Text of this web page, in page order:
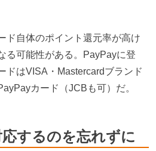
ド自体のポイント還元率が高け
る可能性がある。PayPayに登
ドはVISA・Mastercardブランド
カード（JCBも可）だ。
するのを忘れずに